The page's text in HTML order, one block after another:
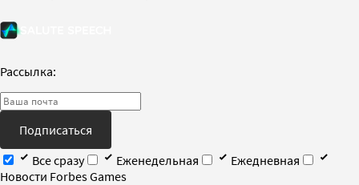
Рассылка:
Подписаться
Все сразу
Еженедельная
Ежедневная
Новости Forbes Games